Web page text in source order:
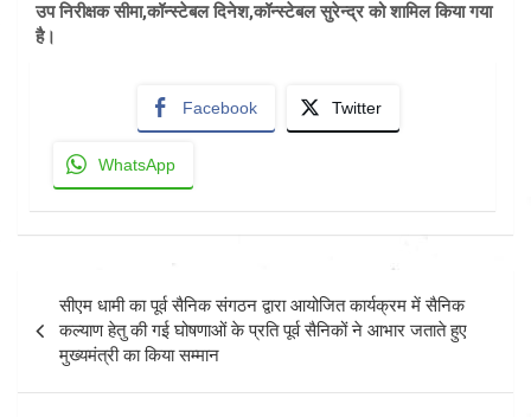
उप निरीक्षक सीमा,कॉन्स्टेबल दिनेश,कॉन्स्टेबल सुरेन्द्र को शामिल किया गया
है।
Facebook Twitter
WhatsApp
Post
navigation
सीएम धामी का पूर्व सैनिक संगठन द्वारा आयोजित कार्यक्रम में सैनिक
कल्याण हेतु की गई घोषणाओं के प्रति पूर्व सैनिकों ने आभार जताते हुए
मुख्यमंत्री का किया सम्मान